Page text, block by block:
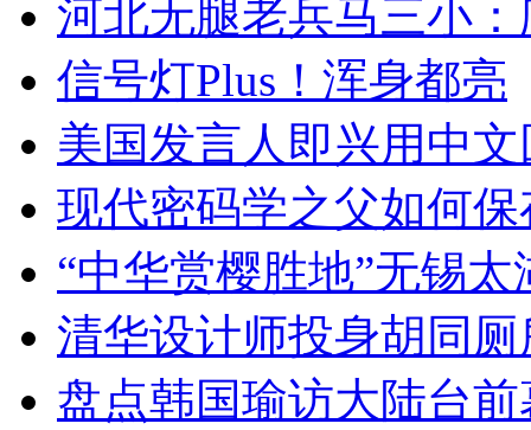
河北无腿老兵马三小
信号灯Plus！浑身都亮
美国发言人即兴用中
现代密码学之父如何
“中华赏樱胜地”无锡
清华设计师投身胡同
盘点韩国瑜访大陆台